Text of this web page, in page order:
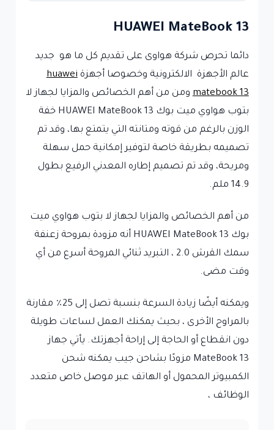
HUAWEI MateBook 13
دائما تحرص شركة هواوى على تقديم كل ما هو جديد
عالم الأجهزة الالكترونية وخصوصا أجهزةhuawei
matebook 13ومن من أهم الخصائص والمزايا لجهاز لا
بتوب هواوي ميت بوك HUAWEI MateBook 13 خفة
الوزن بالرغم من قوته ومتانته التي يتمتع بها، وقد تم
تصميمه بطريقة خاصة لتوفير إمكانية حمل سهلة
ومريحة، وقد تم تصميم إطاره المعدني الرفيع بطول
14.9 ملم.
من أهم الخصائص والمزايا لجهاز لا بتوب هواوي ميت
بوك HUAWEI MateBook 13 أنه مزودة بمروحة زعنفة
سمك القرش 2.0 ، التبريد ثنائي المروحة أسرع من أي
وقت مضى.
ويمكنه أيضًا زيادة السرعة بنسبة تصل إلى 25٪ مقارنة
بالمراوح الأخرى ، بحيث يمكنك العمل لساعات طويلة
دون انقطاع أو الحاجة إلى إراحة أجهزتك. يأتي جهاز
MateBook 13 مزودًا بشاحن جيب يمكنه شحن
الكمبيوتر المحمول أو الهاتف عبر موصل خاص متعدد
الوظائف ،